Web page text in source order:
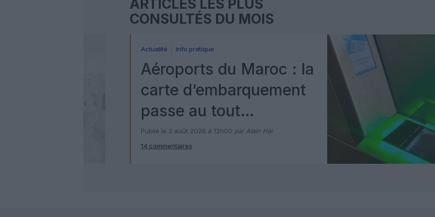
ARTICLES LES PLUS
CONSULTÉS DU MOIS
Actualité Info pratique
Aéroports du Maroc : la
carte d’embarquement
passe au tout
numérique avec Pax
Check
Publié le 2 août 2026 à 12h00 par Alain Hai
14 commentaires